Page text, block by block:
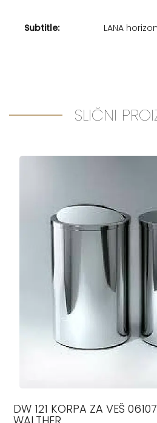
Subtitle: LANA
SLIČNI
DW 121 KORPA ZA VEŠ